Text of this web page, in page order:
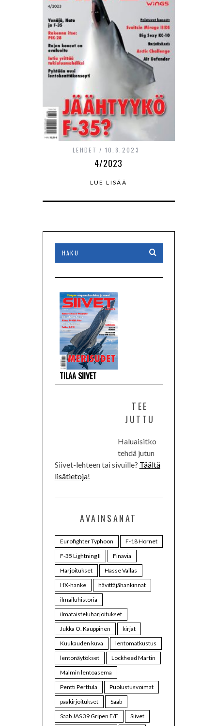
LEHDET 10.8.2023
4/2023
LUE LISÄÄ
TILAA SIIVET
TEE
JUTTU
Haluaisitko
tehdä jutun
Siivet-lehteen tai sivuille? Täältä
lisätietoja!
AVAINSANAT
Eurofighter Typhoon
F-18 Hornet
F-35 Lightning II
Finavia
Harjoitukset
Hasse Vallas
HX-hanke
hävittäjähankinnat
ilmailuhistoria
ilmataisteluharjoitukset
Jukka O. Kauppinen
kirjat
Kuukauden kuva
lentomatkustus
lentonäytökset
Lockheed Martin
Malmin lentoasema
Pentti Perttula
Puolustusvoimat
pääkirjoitukset
Saab
Saab JAS 39 Gripen E/F
Siivet